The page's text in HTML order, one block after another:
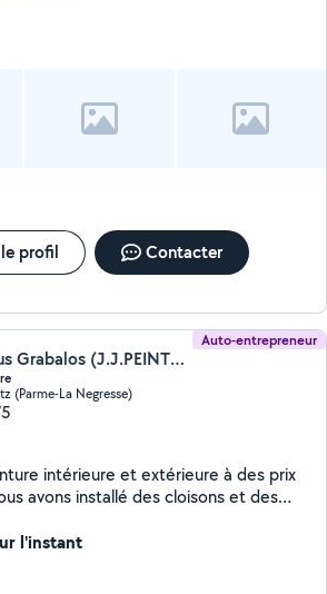
profil Contacter
Auto-entrepreneur
Jesus Grabalos (J.J.PEINTURE)
(Parme-La Negresse)
intérieure et extérieure à des prix
l'instant